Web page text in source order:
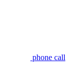
phone call